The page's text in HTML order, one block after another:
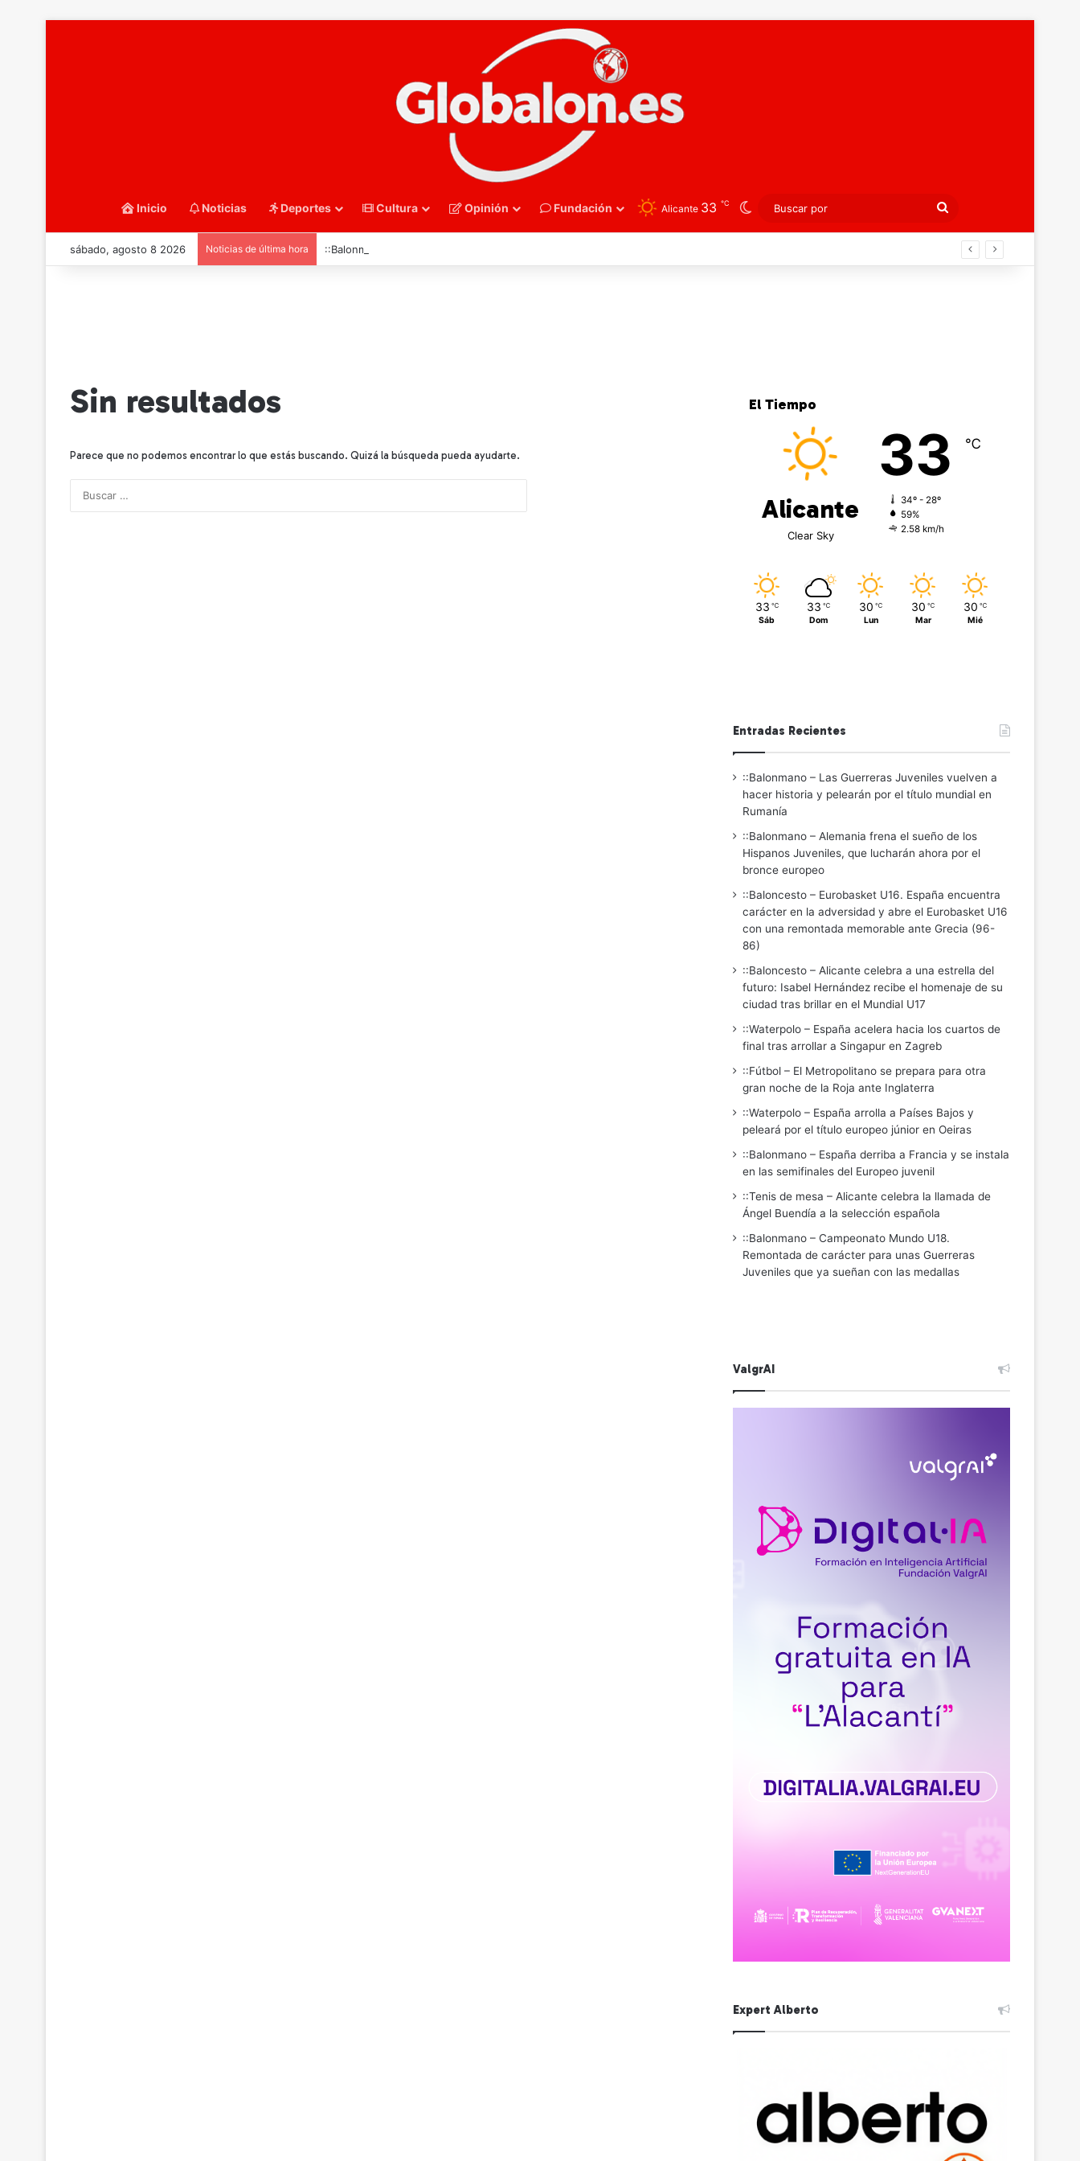
Inicio Noticias Deportes Cultura Opinión Fundación Alicante 33 ℃ Switch skin
Buscar
por
sábado, agosto 8 2026 Noticias de última hora ::Balonmano – Alemania frena el sueño de los Hispanos Juveniles, que lucharán ahora por el bronce europeo
Sin resultados
Parece que no podemos encontrar lo que estás buscando. Quizá la búsqueda pueda ayudarte.
El Tiempo
Alicante
Clear Sky
33 ℃
34º - 28º
59%
2.58 km/h
33 ℃
Sáb
33 ℃
Dom
30 ℃
Lun
30 ℃
Mar
30 ℃
Mié
Entradas Recientes
::Balonmano – Las Guerreras Juveniles vuelven a
hacer historia y pelearán por el título mundial en
Rumanía
::Balonmano – Alemania frena el sueño de los
Hispanos Juveniles, que lucharán ahora por el
bronce europeo
::Baloncesto – Eurobasket U16. España encuentra
carácter en la adversidad y abre el Eurobasket U16
con una remontada memorable ante Grecia (96-
86)
::Baloncesto – Alicante celebra a una estrella del
futuro: Isabel Hernández recibe el homenaje de su
ciudad tras brillar en el Mundial U17
::Waterpolo – España acelera hacia los cuartos de
final tras arrollar a Singapur en Zagreb
::Fútbol – El Metropolitano se prepara para otra
gran noche de la Roja ante Inglaterra
::Waterpolo – España arrolla a Países Bajos y
peleará por el título europeo júnior en Oeiras
::Balonmano – España derriba a Francia y se instala
en las semifinales del Europeo juvenil
::Tenis de mesa – Alicante celebra la llamada de
Ángel Buendía a la selección española
::Balonmano – Campeonato Mundo U18.
Remontada de carácter para unas Guerreras
Juveniles que ya sueñan con las medallas
ValgrAI
Expert Alberto